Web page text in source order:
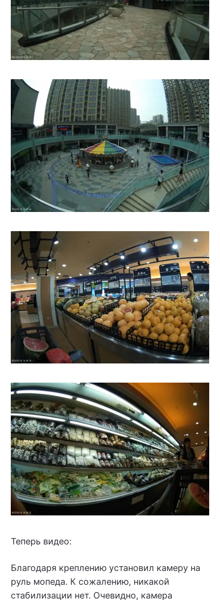
Теперь видео:
Благодаря креплению установил камеру на
руль мопеда. К сожалению, никакой
стабилизации нет. Очевидно, камера